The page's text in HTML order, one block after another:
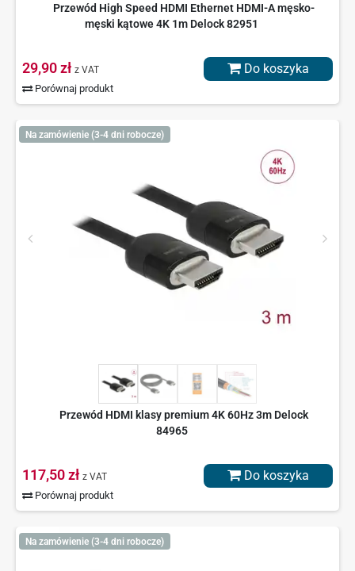
Przewód High Speed HDMI Ethernet HDMI-A męsko-
męski kątowe 4K 1m Delock 82951
29,90 zł z VAT
Porównaj produkt
Do koszyka
Na zamówienie (3-4 dni robocze)
Przewód HDMI klasy premium 4K 60Hz 3m Delock
84965
117,50 zł z VAT
Porównaj produkt
Do koszyka
Na zamówienie (3-4 dni robocze)